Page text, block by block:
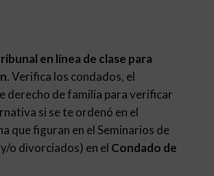
en línea de clase para
. Verifica los condados, el
derecho de familia para verificar
si se te ordenó en el
que figuran en el Seminarios de
o divorciados) en el Condado de